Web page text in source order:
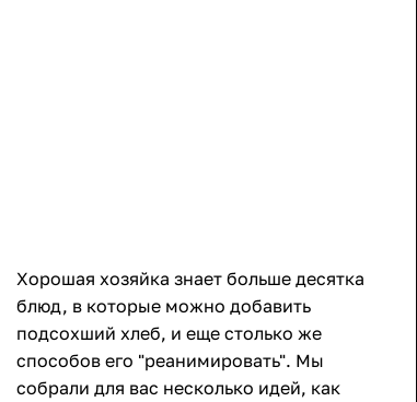
Хорошая хозяйка знает больше десятка
блюд, в которые можно добавить
подсохший хлеб, и еще столько же
способов его "реанимировать". Мы
собрали для вас несколько идей, как